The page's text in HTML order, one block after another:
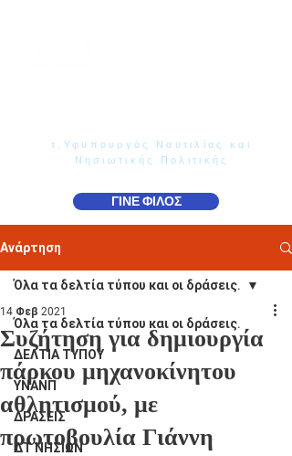
τ.Υφυπουργός Ναυτιλίας και
Νησιωτικής Πολιτικής
ΓΙΝΕ ΦΙΛΟΣ
Ανάρτηση
Όλα τα δελτία τύπου και οι δράσεις.
ΔΕΛΤΙΑ ΤΥΠΟΥ
ΥΝΑΝΠ
ΔΡΑΣΕΙΣ
ΔΤ ΝΗΣΙΩΝ
Όλα τα δελτία τύπου και οι δράσεις.
Συζήτηση για δημιουργία
πάρκου μηχανοκίνητου
αθλητισμού, με
πρωτοβουλία Γιάννη
14 Φεβ 2021